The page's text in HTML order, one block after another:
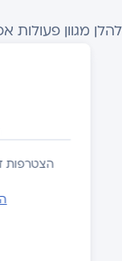
להלן מגוון פעולות
הצטרפות